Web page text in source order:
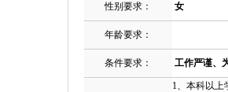
性别要求： 女
年龄要求：
条件要求： 工作严谨、
1、本科以上